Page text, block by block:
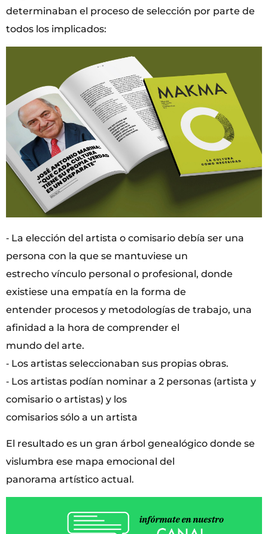
determinaban el proceso de selección por parte de
todos los implicados:
‐ La elección del artista o comisario debía ser una
persona con la que se mantuviese un
estrecho vínculo personal o profesional, donde
existiese una empatía en la forma de
entender procesos y metodologías de trabajo, una
afinidad a la hora de comprender el
mundo del arte.
‐ Los artistas seleccionaban sus propias obras.
‐ Los artistas podían nominar a 2 personas (artista y
comisario o artistas) y los
comisarios sólo a un artista
El resultado es un gran árbol genealógico donde se
vislumbra ese mapa emocional del
panorama artístico actual.